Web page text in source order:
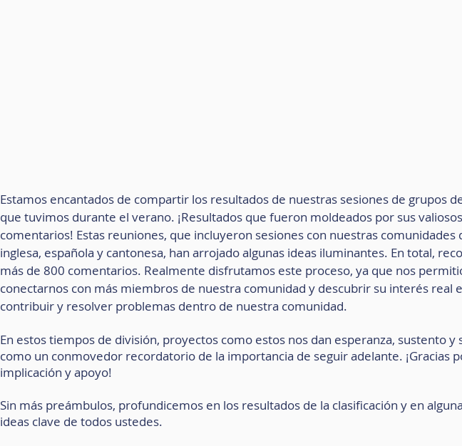
Estamos encantados de compartir los resultados de nuestras sesiones de grupos
que tuvimos durante el verano. ¡Resultados que fueron moldeados por sus valiosos
comentarios! Estas reuniones, que incluyeron sesiones con nuestras comunidades
inglesa, española y cantonesa, han arrojado algunas ideas iluminantes. En total,
más de 800 comentarios. Realmente disfrutamos este proceso, ya que nos
conectarnos con más miembros de nuestra comunidad y descubrir su interés real
contribuir y resolver problemas dentro de nuestra comunidad.
En estos tiempos de división, proyectos como estos nos dan esperanza, sustento y
como un conmovedor recordatorio de la importancia de seguir adelante. ¡Gracias
implicación y apoyo!
Sin más preámbulos, profundicemos en los resultados de la clasificación y en
ideas clave de todos ustedes.